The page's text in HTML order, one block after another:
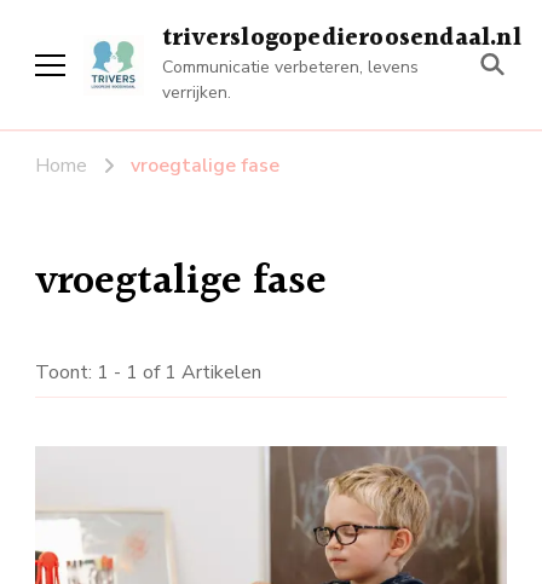
triverslogopedieroosendaal.nl
Communicatie verbeteren, levens
verrijken.
Home vroegtalige fase
vroegtalige fase
Toont: 1 - 1 of 1 Artikelen